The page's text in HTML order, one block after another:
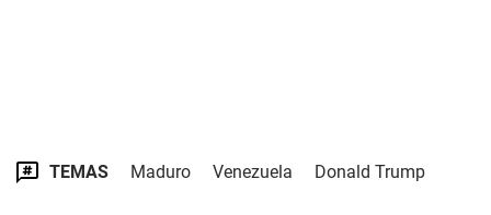
TEMAS Maduro Venezuela Donald Trump